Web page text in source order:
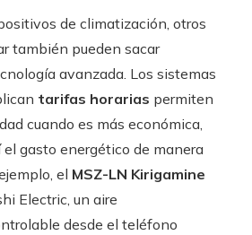
de climatización, otros
también pueden sacar
avanzada. Los sistemas
tarifas horarias permiten
cuando es más económica,
gasto energético de manera
el MSZ-LN Kirigamine
Electric, un aire
desde el teléfono